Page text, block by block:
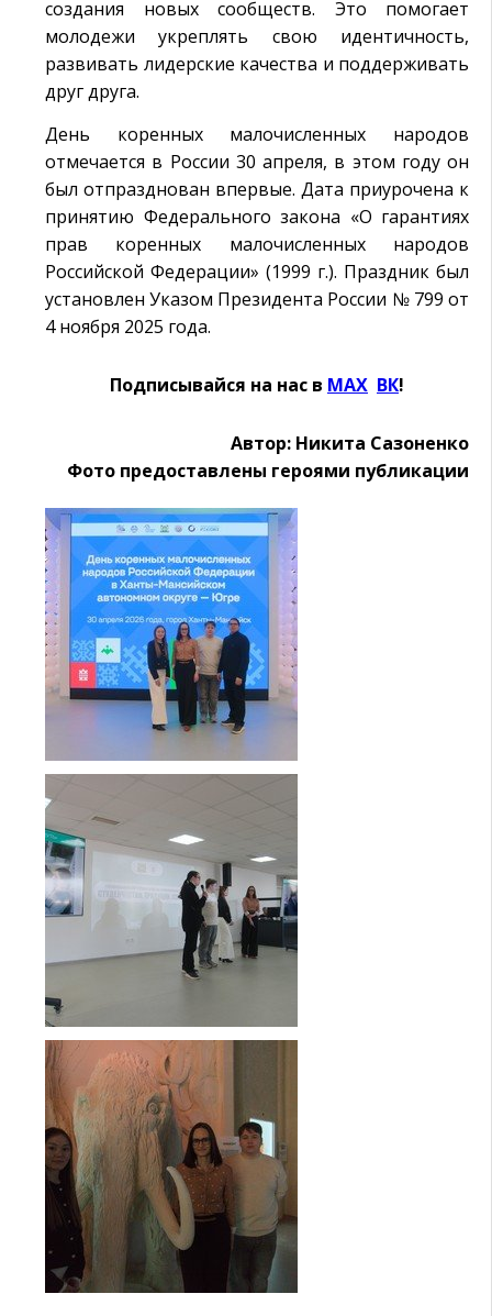
создания новых сообществ. Это помогает
молодежи укреплять свою идентичность,
развивать лидерские качества и поддерживать
друг друга.
День коренных малочисленных народов
отмечается в России 30 апреля, в этом году он
был отпразднован впервые. Дата приурочена к
принятию Федерального закона «О гарантиях
прав коренных малочисленных народов
Российской Федерации» (1999 г.). Праздник был
установлен Указом Президента России № 799 от
4 ноября 2025 года.
Подписывайся на нас в MAX ВК!
Автор: Никита Сазоненко
Фото предоставлены героями публикации